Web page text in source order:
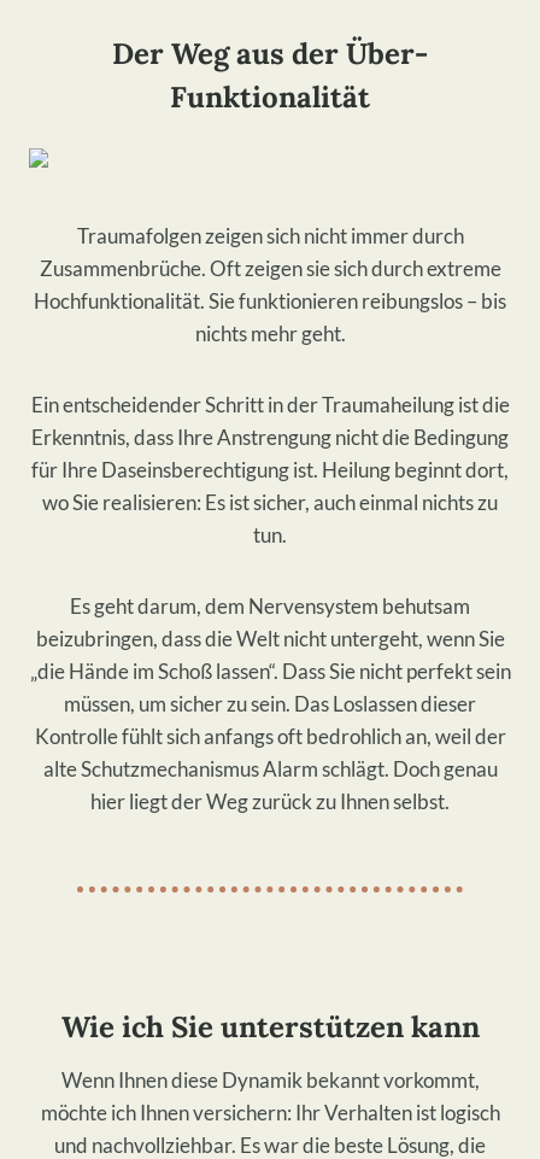
​Der Weg aus der Über-
Funktionalität
​Traumafolgen zeigen sich nicht immer durch
Zusammenbrüche. Oft zeigen sie sich durch extreme
Hochfunktionalität. Sie funktionieren reibungslos – bis
nichts mehr geht.
​Ein entscheidender Schritt in der Traumaheilung ist die
Erkenntnis, dass Ihre Anstrengung nicht die Bedingung
für Ihre Daseinsberechtigung ist. Heilung beginnt dort,
wo Sie realisieren: Es ist sicher, auch einmal nichts zu
tun.
​Es geht darum, dem Nervensystem behutsam
beizubringen, dass die Welt nicht untergeht, wenn Sie
„die Hände im Schoß lassen“. Dass Sie nicht perfekt sein
müssen, um sicher zu sein. Das Loslassen dieser
Kontrolle fühlt sich anfangs oft bedrohlich an, weil der
alte Schutzmechanismus Alarm schlägt. Doch genau
hier liegt der Weg zurück zu Ihnen selbst.
​Wie ich Sie unterstützen kann
​Wenn Ihnen diese Dynamik bekannt vorkommt,
möchte ich Ihnen versichern: Ihr Verhalten ist logisch
und nachvollziehbar. Es war die beste Lösung, die